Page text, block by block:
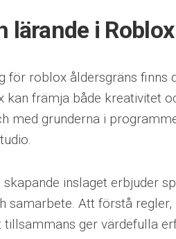
lärande i Roblox
för roblox åldersgräns finns
kan främja både kreativitet
med grunderna i
inslaget erbjuder
samarbete. Att förstå
ger värdefulla